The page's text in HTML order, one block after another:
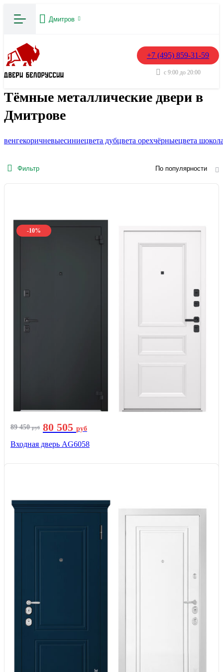
Дмитров
+7 (495) 859-31-59
с 9:00 до 20:00
Тёмные металлические двери в
Дмитрове
венгекоричневыесиниецвета дубцвета орехчёрныецвета
Фильтр По популярности
-10%
89 450руб 80 505 руб
Входная дверь AG6058